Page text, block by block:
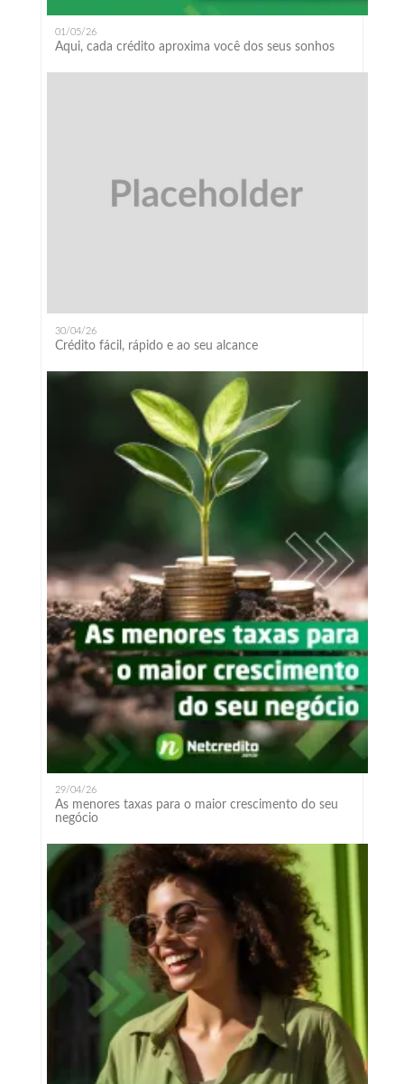
01/05/26
Aqui, cada crédito aproxima você dos seus sonhos
30/04/26
Crédito fácil, rápido e ao seu alcance
29/04/26
As menores taxas para o maior crescimento do seu
negócio